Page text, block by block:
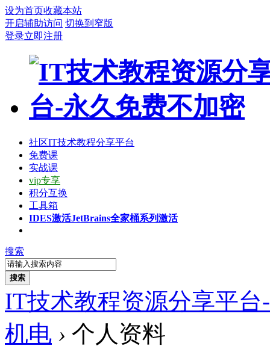
设为首页收藏本站
开启辅助访问 切换到窄版
登录立即注册
社区IT技术教程分享平台
免费课
实战课
vip专享
积分互换
工具箱
IDES激活JetBrains全家桶系列激活
搜索
搜索
IT技术教程资源分享平
机电 › 个人资料